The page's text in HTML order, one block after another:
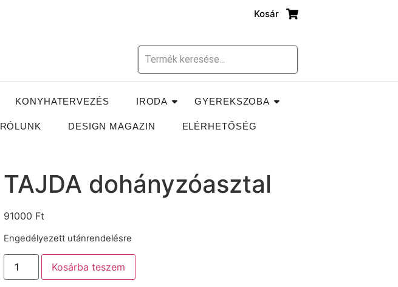
Kosár
KONYHATERVEZÉS IRODA GYEREKSZOBA
RÓLUNK DESIGN MAGAZIN ELÉRHETŐSÉG
TAJDA dohányzóasztal
91000 Ft
Engedélyezett utánrendelésre
Kosárba teszem